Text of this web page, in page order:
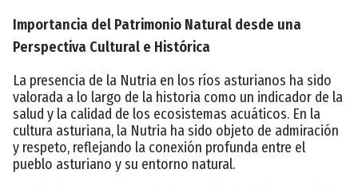
Importancia del Patrimonio Natural desde una
Perspectiva Cultural e Histórica
La presencia de la Nutria en los ríos asturianos ha sido
valorada a lo largo de la historia como un indicador de la
salud y la calidad de los ecosistemas acuáticos. En la
cultura asturiana, la Nutria ha sido objeto de admiración
y respeto, reflejando la conexión profunda entre el
pueblo asturiano y su entorno natural.